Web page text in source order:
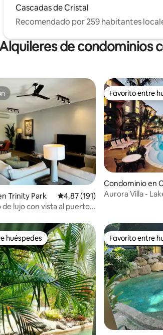
Cascadas de Cristal
Recomendado por 259 habitantes
de condominios
5; 294 evaluaciones
Trinity Park Calificación promedio: 4.87 de
4.87 (191)
lujo con vista al puerto
Favorito entre
Favorito entre
Condominio en
Aurora Villa -
5; 156 evaluaciones
huéspedes
huéspedes Favorito entre
Favorito entre